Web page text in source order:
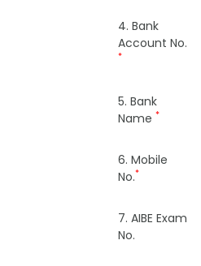
4. Bank
Account No.
*
5. Bank
Name *
6. Mobile
No.*
7. AIBE Exam
No.